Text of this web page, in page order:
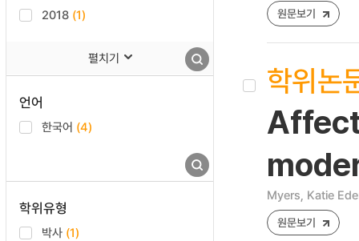
2018 (1)
펼치기
언어
한국어 (4)
학위유형
박사 (1)
원문보기
학위논
Myers, Katie
원문보기